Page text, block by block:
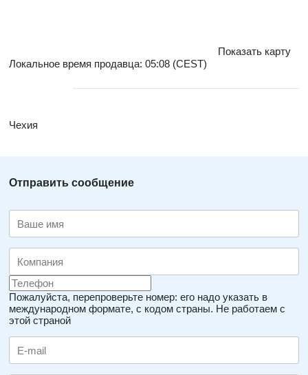
Показать карту
Локальное время продавца: 05:08 (CEST)
Чехия
Отправить сообщение
Пожалуйста, перепроверьте номер: его надо указать в
международном формате, с кодом страны. Не работаем с
этой страной